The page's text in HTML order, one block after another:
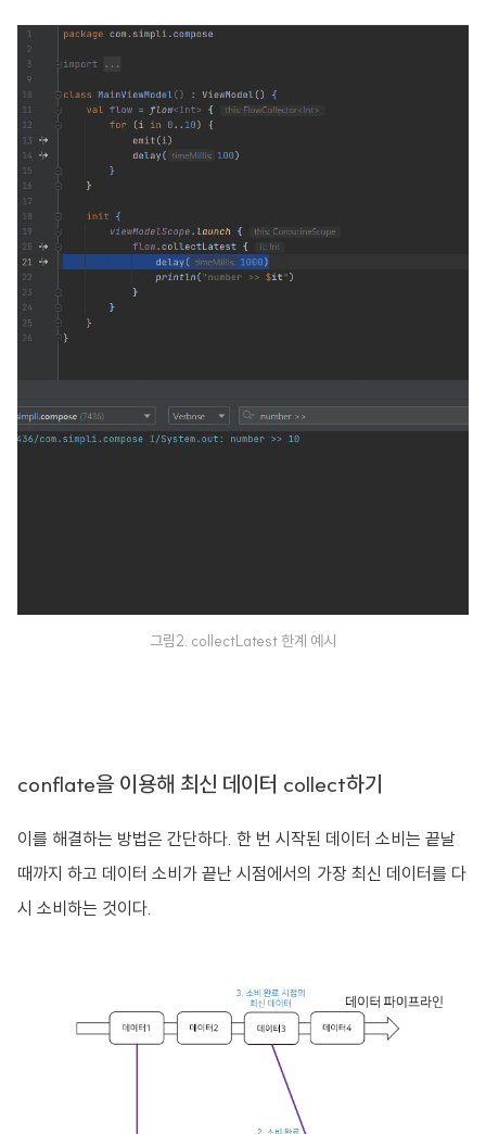
그림2. collectLatest 한계 예시
conflate을 이용해 최신 데이터 collect하기
이를 해결하는 방법은 간단하다. 한 번 시작된 데이터 소비는 끝날
때까지 하고 데이터 소비가 끝난 시점에서의 가장 최신 데이터를 다
시 소비하는 것이다.